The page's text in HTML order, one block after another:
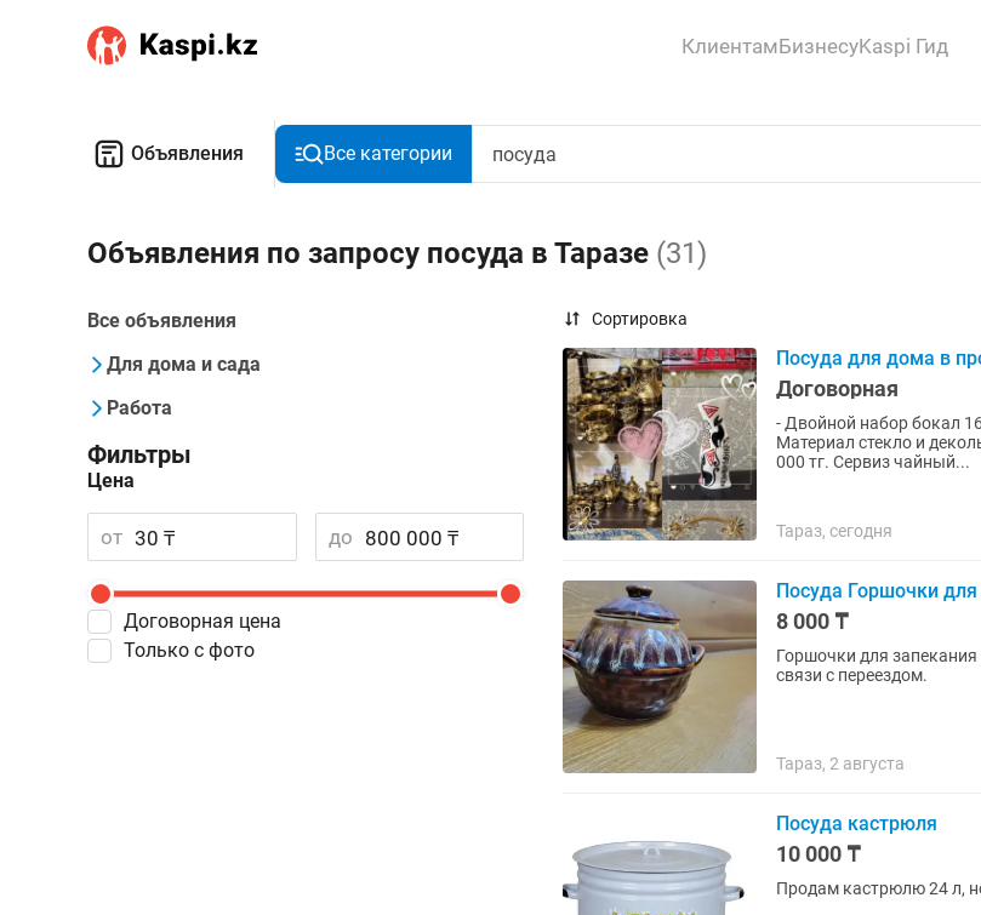
КлиентамБизнесуKaspi Гид
Объявления Все категории
Объявления по запросу посуда в Таразе (31)
Все объявления
Для дома и сада
Работа
Фильтры
Цена
от до
Договорная цена
Только с фото
Сортировка
Посуда для дома в
Договорная
- Двойной набор бокал
Материал стекло и
000 тг. Сервиз чайный...
Тараз, сегодня
Посуда Горшочки для
8 000 ₸
Горшочки для запекания
связи с переездом.
Тараз, 2 августа
Посуда кастрюля
10 000 ₸
Продам кастрюлю 24 л,